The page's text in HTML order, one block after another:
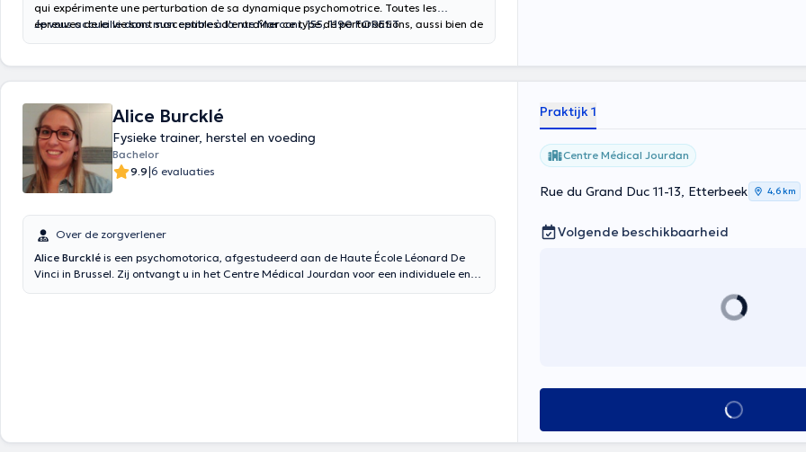
qui expérimente une perturbation de sa dynamique psychomotrice. Toutes les
épreuves de la vie sont susceptibles d'entraîner ce type de perturbations, aussi bien de
Je vous accueille dans mon centre à la rue Marconi, 155, 1190 FOREST
Alice Burcklé
Fysieke trainer, herstel en voeding
Bachelor
9.9|6 evaluaties
Over de zorgverlener
Alice Burcklé is een psychomotorica, afgestudeerd aan de Haute École Léonard De
Vinci in Brussel. Zij ontvangt u in het Centre Médical Jourdan voor een individuele en
Praktijk 1
Centre Médical Jourdan
Rue du Grand Duc 11-13, Etterbeek 4,6 km
Volgende beschikbaarheid
Alles zien